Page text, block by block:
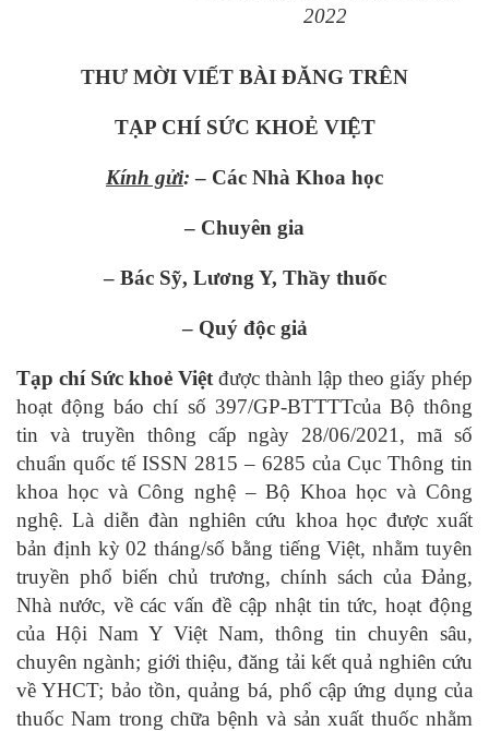
2022
THƯ MỜI VIẾT BÀI ĐĂNG TRÊN
TẠP CHÍ SỨC KHOẺ VIỆT
Kính gửi: – Các Nhà Khoa học
– Chuyên gia
– Bác Sỹ, Lương Y, Thầy thuốc
– Quý độc giả
Tạp chí Sức khoẻ Việt được thành lập theo giấy phép
hoạt động báo chí số 397/GP-BTTTTcủa Bộ thông
tin và truyền thông cấp ngày 28/06/2021, mã số
chuẩn quốc tế ISSN 2815 – 6285 của Cục Thông tin
khoa học và Công nghệ – Bộ Khoa học và Công
nghệ. Là diễn đàn nghiên cứu khoa học được xuất
bản định kỳ 02 tháng/số bằng tiếng Việt, nhằm tuyên
truyền phổ biến chủ trương, chính sách của Đảng,
Nhà nước, về các vấn đề cập nhật tin tức, hoạt động
của Hội Nam Y Việt Nam, thông tin chuyên sâu,
chuyên ngành; giới thiệu, đăng tải kết quả nghiên cứu
về YHCT; bảo tồn, quảng bá, phổ cập ứng dụng của
thuốc Nam trong chữa bệnh và sản xuất thuốc nhằm